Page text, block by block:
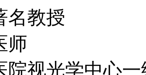
名教授
师
院视光学中心